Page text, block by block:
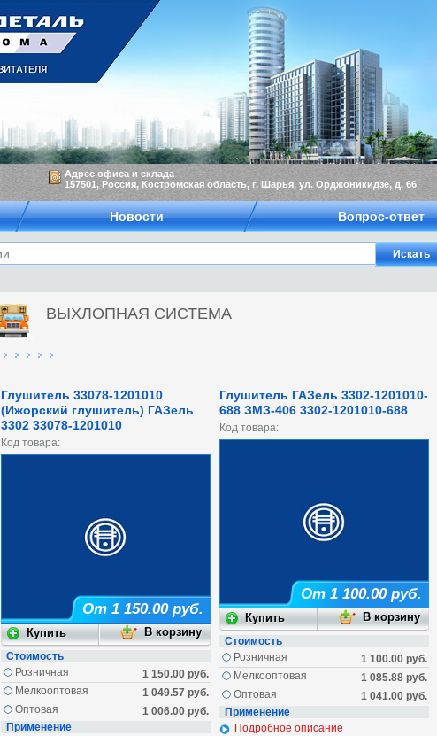
ВЫХЛОПНАЯ СИСТЕМА
Глушитель 33078-1201010
(Ижорский глушитель) ГАЗель
3302 33078-1201010
Код товара:
От 1 150.00 руб.
Стоимость
1 150.00 руб.
Розничная
1 049.57 руб.
Мелкооптовая
1 006.00 руб.
Оптовая
Применение
Глушитель ГАЗель 3302-1201010-
688 ЗМЗ-406 3302-1201010-688
Код товара:
От 1 100.00 руб.
Стоимость
1 100.00 руб.
Розничная
1 085.88 руб.
Мелкооптовая
1 041.00 руб.
Оптовая
Применение
Подробное описание
Адрес офиса и склада
157501, Россия, Костромская область, г. Шарья, ул. Орджоникидзе, д. 66
Новости Вопрос-ответ